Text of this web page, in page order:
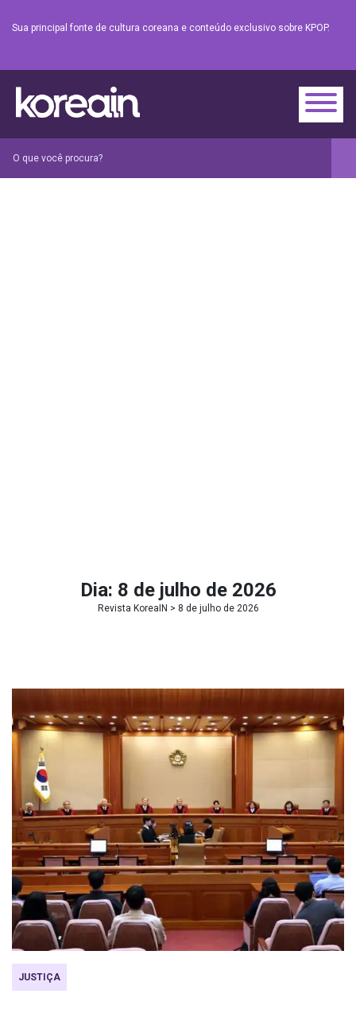
Sua principal fonte de cultura coreana e conteúdo exclusivo sobre KPOP.
Dia: 8 de julho de 2026
Revista KoreaIN > 8 de julho de 2026
JUSTIÇA